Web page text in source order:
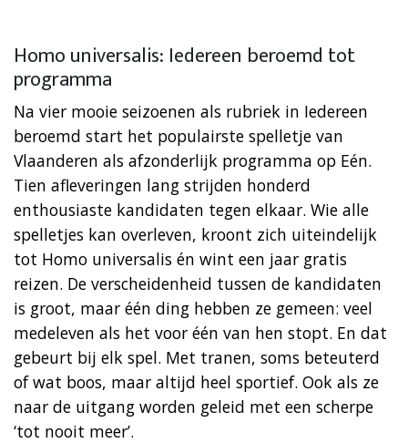
Homo universalis: Iedereen beroemd tot
programma
Na vier mooie seizoenen als rubriek in Iedereen
beroemd start het populairste spelletje van
Vlaanderen als afzonderlijk programma op Eén.
Tien afleveringen lang strijden honderd
enthousiaste kandidaten tegen elkaar. Wie alle
spelletjes kan overleven, kroont zich uiteindelijk
tot Homo universalis én wint een jaar gratis
reizen. De verscheidenheid tussen de kandidaten
is groot, maar één ding hebben ze gemeen: veel
medeleven als het voor één van hen stopt. En dat
gebeurt bij elk spel. Met tranen, soms beteuterd
of wat boos, maar altijd heel sportief. Ook als ze
naar de uitgang worden geleid met een scherpe
‘tot nooit meer’.